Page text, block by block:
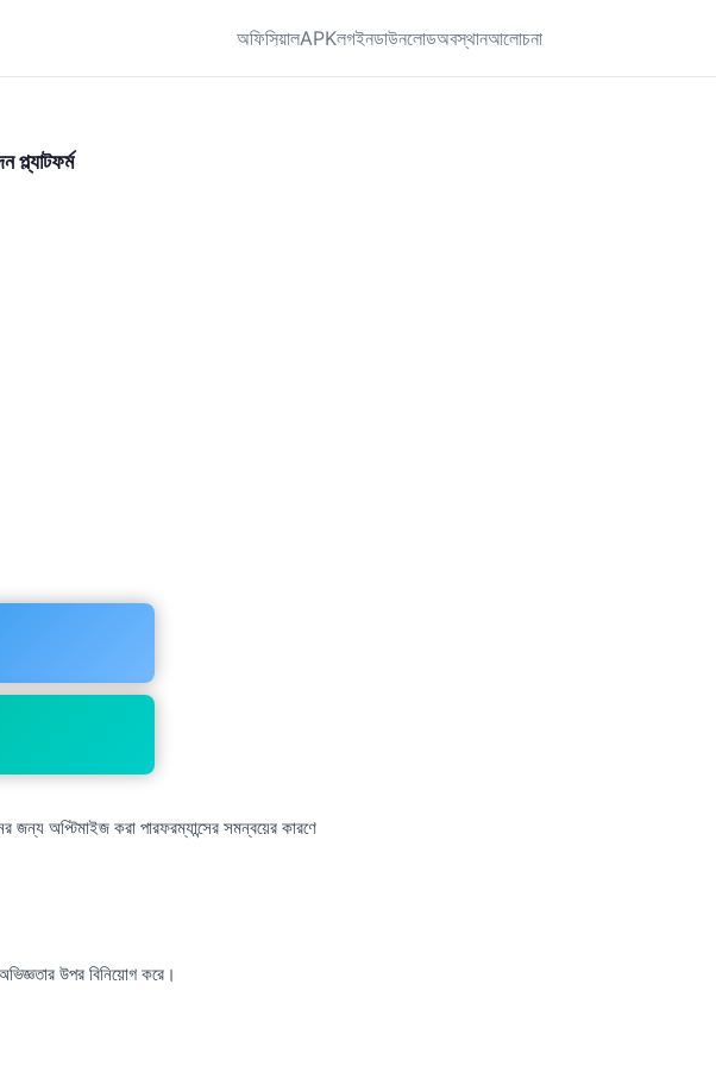
অফিসিয়ালAPKলগইনডাউনলোডঅবস্থানআলোচনা
প্ল্যাটফর্ম
জন্য অপ্টিমাইজ করা পারফরম্যান্সের সমন্বয়ের কারণে
উপর বিনিয়োগ করে।